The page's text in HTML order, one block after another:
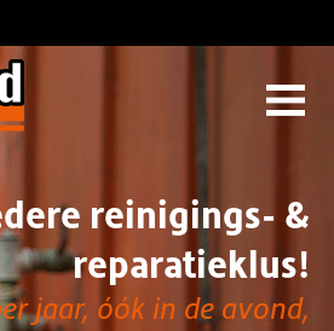
reinigings- &
reparatieklus!
jaar, óók in de avond,